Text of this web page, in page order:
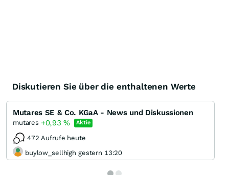
Diskutieren Sie über die enthaltenen Werte
Mutares SE & Co. KGaA - News und Diskussionen
mutares +0,93% Aktie
472 Aufrufe heute
buylow_sellhigh gestern 13:20